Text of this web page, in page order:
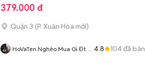
379.000 đ
Quận 3 (P. Xuân Hòa mới)
HoVaTen Nghèo Mua Gì Đt
4.8 104đã bán